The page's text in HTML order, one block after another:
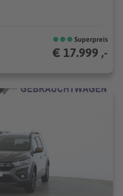
Superpreis
€ 17.999 ,-